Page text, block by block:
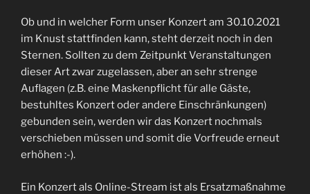
Ob und in welcher Form unser Konzert am 30.10.2021
im Knust stattfinden kann, steht derzeit noch in den
Sternen. Sollten zu dem Zeitpunkt Veranstaltungen
dieser Art zwar zugelassen, aber an sehr strenge
Auflagen (z.B. eine Maskenpflicht für alle Gäste,
bestuhltes Konzert oder andere Einschränkungen)
gebunden sein, werden wir das Konzert nochmals
verschieben müssen und somit die Vorfreude erneut
erhöhen :-).
Ein Konzert als Online-Stream ist als Ersatzmaßnahme